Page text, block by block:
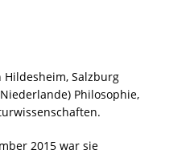
Salzburg
Philosophie,
2015 war sie